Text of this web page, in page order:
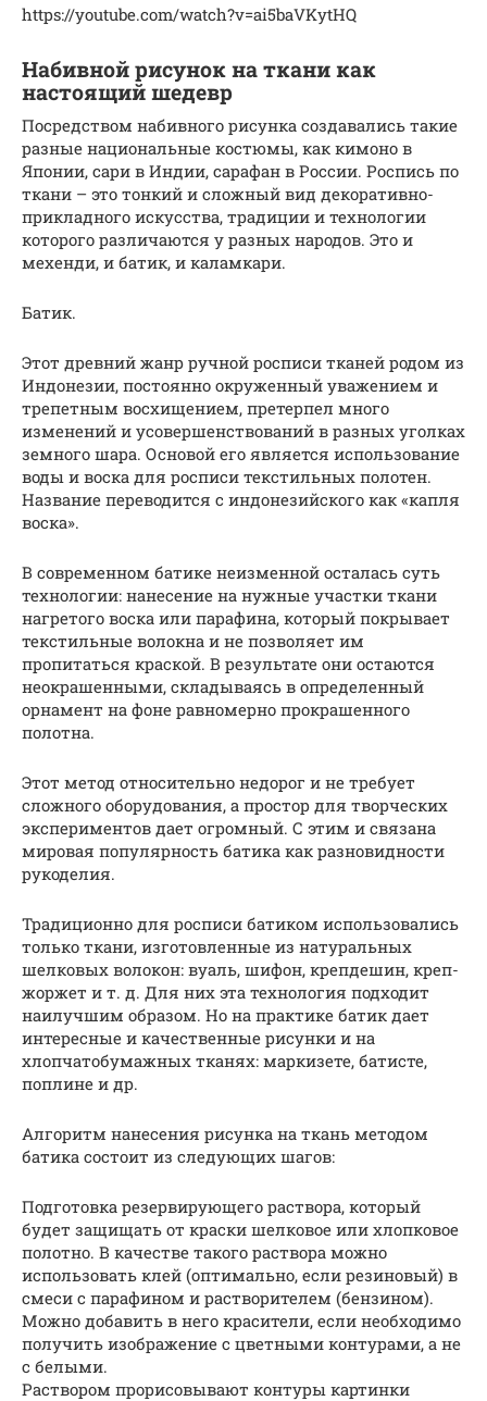
https://youtube.com/watch?v=ai5baVKytHQ
Набивной рисунок на ткани как
настоящий шедевр
Посредством набивного рисунка создавались такие
разные национальные костюмы, как кимоно в
Японии, сари в Индии, сарафан в России. Роспись по
ткани – это тонкий и сложный вид декоративно-
прикладного искусства, традиции и технологии
которого различаются у разных народов. Это и
мехенди, и батик, и каламкари.
Батик.
Этот древний жанр ручной росписи тканей родом из
Индонезии, постоянно окруженный уважением и
трепетным восхищением, претерпел много
изменений и усовершенствований в разных уголках
земного шара. Основой его является использование
воды и воска для росписи текстильных полотен.
Название переводится с индонезийского как «капля
воска».
В современном батике неизменной осталась суть
технологии: нанесение на нужные участки ткани
нагретого воска или парафина, который покрывает
текстильные волокна и не позволяет им
пропитаться краской. В результате они остаются
неокрашенными, складываясь в определенный
орнамент на фоне равномерно прокрашенного
полотна.
Этот метод относительно недорог и не требует
сложного оборудования, а простор для творческих
экспериментов дает огромный. С этим и связана
мировая популярность батика как разновидности
рукоделия.
Традиционно для росписи батиком использовались
только ткани, изготовленные из натуральных
шелковых волокон: вуаль, шифон, крепдешин, креп-
жоржет и т. д. Для них эта технология подходит
наилучшим образом. Но на практике батик дает
интересные и качественные рисунки и на
хлопчатобумажных тканях: маркизете, батисте,
поплине и др.
Алгоритм нанесения рисунка на ткань методом
батика состоит из следующих шагов:
Подготовка резервирующего раствора, который
будет защищать от краски шелковое или хлопковое
полотно. В качестве такого раствора можно
использовать клей (оптимально, если резиновый) в
смеси с парафином и растворителем (бензином).
Можно добавить в него красители, если необходимо
получить изображение с цветными контурами, а не
с белыми.
Раствором прорисовывают контуры картинки